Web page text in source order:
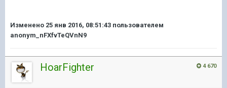
Изменено 25 янв 2016, 08:51:43 пользователем
anonym_nFXfvTeQVnN9
4 670
HoarFighter